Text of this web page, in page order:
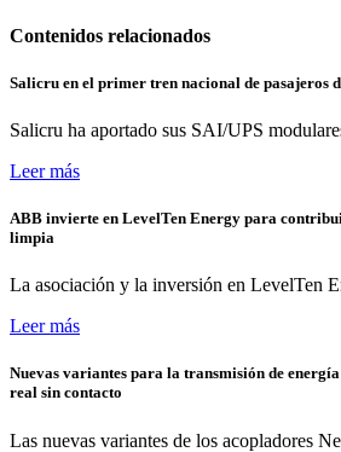
Contenidos relacionados
Salicru en el primer tren nacional de pasajeros
Salicru ha aportado sus SAI/UPS
Leer más
ABB invierte en LevelTen Energy para
limpia
La asociación y la inversión en LevelTen
Leer más
Nuevas variantes para la transmisión de
real sin contacto
Las nuevas variantes de los acopladores